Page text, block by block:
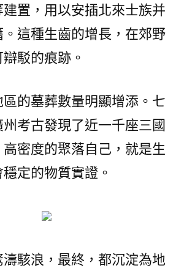
置，用以安插北來士族并
這種生齒的增長，在郊野
駁的痕跡。
的墓葬數量明顯增添。七
考古發現了近一千座三國
密度的聚落自己，就是生
定的物質實證。
駭浪，最終，都沉淀為地